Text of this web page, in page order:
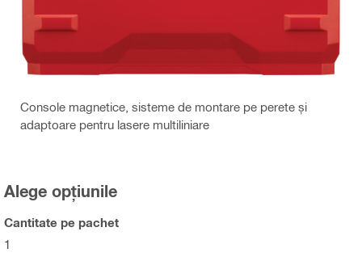
Console magnetice, sisteme de montare pe perete și
adaptoare pentru lasere multiliniare
Alege opțiunile
Cantitate pe pachet
1